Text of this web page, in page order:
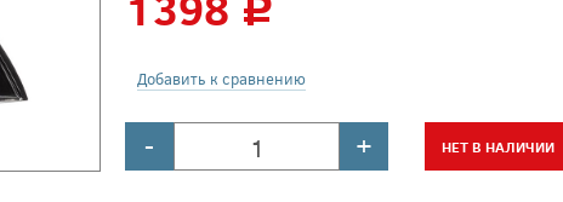
c
Добавить к сравнению
- + НЕТ В НАЛИЧИИ